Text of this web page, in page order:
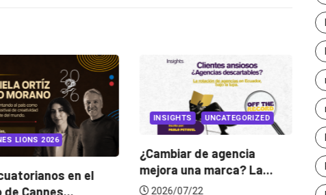
LIONS 2026
en el
de Cannes...
INSIGHTS UNCATEGORIZED
¿Cambiar de agencia
mejora una marca? La...
2026/07/22